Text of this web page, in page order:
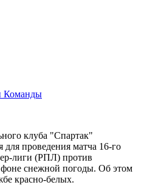
Команды
клуба "Спартак"
для проведения матча 16-го
лиги (РПЛ) против
снежной погоды. Об этом
красно-белых.